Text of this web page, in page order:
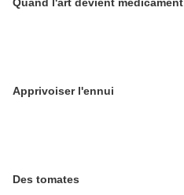
Apprivoiser l'ennui
Des tomates